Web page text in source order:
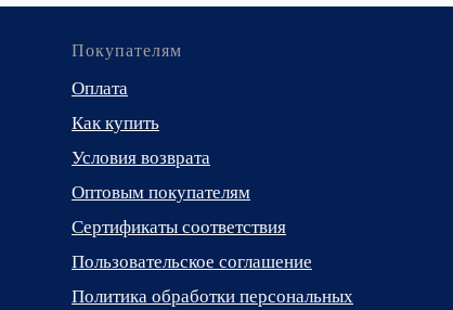
Покупателям
Оплата
Как купить
Условия возврата
Оптовым покупателям
Сертификаты соответствия
Пользовательское соглашение
Политика обработки персональных